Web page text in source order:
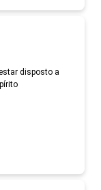
disposto a